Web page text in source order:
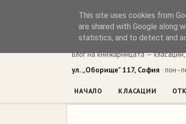
Книжен
Блог на книжарницата — класации,
ул. „Оборище" 117, София ·
НАЧАЛО КЛАСАЦИИ
This site uses cookies from
are shared with Google along
statistics, and to detect and